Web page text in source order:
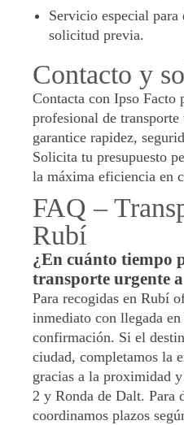
Servicio especial
solicitud previa.
Contacto y
Contacta con Ipso Facto
profesional de
garantice rapidez,
Solicita tu presupuesto
la máxima eficiencia en
FAQ –
Rubí
¿En cuánto tiempo
transporte urgente
Para recogidas en Rubí
inmediato con llegada
confirmación. Si el
ciudad, completamos la
gracias a la proximidad
2 y Ronda de Dalt. Para
coordinamos plazos